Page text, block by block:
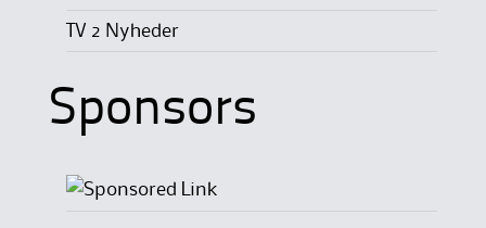
TV 2 Nyheder
Sponsors